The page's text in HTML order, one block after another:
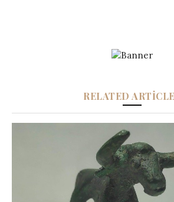
RELATED